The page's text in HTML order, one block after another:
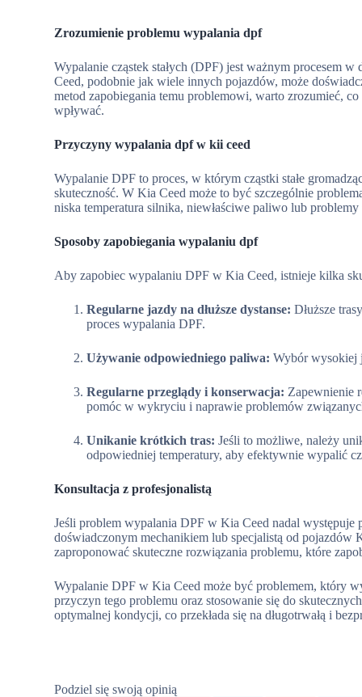
Zrozumienie problemu wypalania dpf
Wypalanie cząstek stałych (DPF) jest ważnym procesem
Ceed, podobnie jak wiele innych pojazdów, może
metod zapobiegania temu problemowi, warto zrozumieć,
wpływać.
Przyczyny wypalania dpf w kii ceed
Wypalanie DPF to proces, w którym cząstki stałe
skuteczność. W Kia Ceed może to być szczególnie
niska temperatura silnika, niewłaściwe paliwo lub
Sposoby zapobiegania wypalaniu dpf
Aby zapobiec wypalaniu DPF w Kia Ceed, istnieje kilka
Regularne jazdy na dłuższe dystanse: Dłuższe
proces wypalania DPF.
Używanie odpowiedniego paliwa: Wybór wysokiej
Regularne przeglądy i konserwacja: Zapewnienie
pomóc w wykryciu i naprawie problemów
Unikanie krótkich tras: Jeśli to możliwe, należy
odpowiedniej temperatury, aby efektywnie wypalić
Konsultacja z profesjonalistą
Jeśli problem wypalania DPF w Kia Ceed nadal
doświadczonym mechanikiem lub specjalistą od pojazdów
zaproponować skuteczne rozwiązania problemu, które
Wypalanie DPF w Kia Ceed może być problemem, który
przyczyn tego problemu oraz stosowanie się do
optymalnej kondycji, co przekłada się na długotrwałą i
Podziel się swoją opinią